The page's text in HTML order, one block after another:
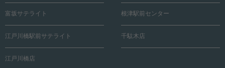
富坂サテライト 根津駅前センター
江戸川橋駅前サテライト 千駄木店
江戸川橋店